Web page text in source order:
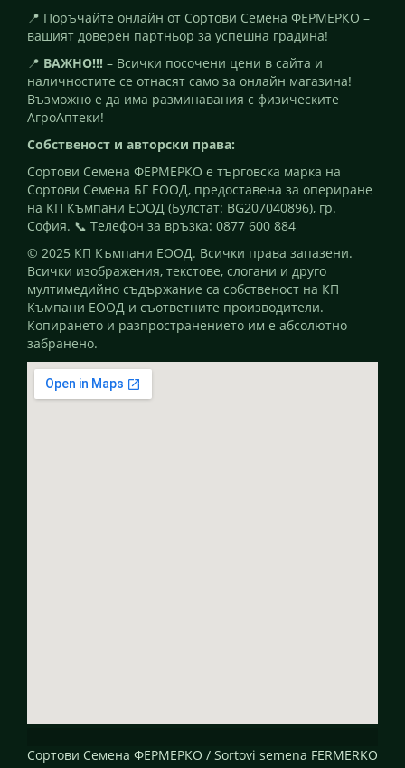
📍 Поръчайте онлайн от Сортови Семена ФЕРМЕРКО –
вашият доверен партньор за успешна градина!
📍 ВАЖНО!!! – Всички посочени цени в сайта и
наличностите се отнасят само за онлайн магазина!
Възможно е да има разминавания с физическите
АгроАптеки!
Собственост и авторски права:
Сортови Семена ФЕРМЕРКО е търговска марка на
Сортови Семена БГ ЕООД, предоставена за опериране
на КП Къмпани ЕООД (Булстат: BG207040896), гр.
София. 📞 Телефон за връзка: 0877 600 884
© 2025 КП Къмпани ЕООД. Всички права запазени.
Всички изображения, текстове, слогани и друго
мултимедийно съдържание са собственост на КП
Къмпани ЕООД и съответните производители.
Копирането и разпространението им е абсолютно
забранено.
Сортови Семена ФЕРМЕРКО / Sortovi semena FERMERKO